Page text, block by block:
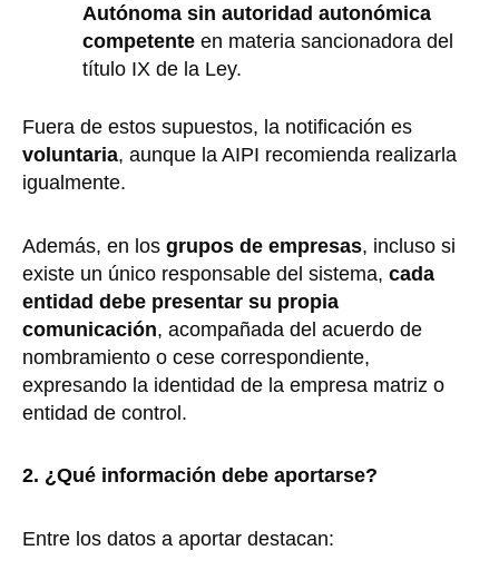
Autónoma sin autoridad autonómica
competente en materia sancionadora del
título IX de la Ley.
Fuera de estos supuestos, la notificación es
voluntaria, aunque la AIPI recomienda realizarla
igualmente.
Además, en los grupos de empresas, incluso si
existe un único responsable del sistema, cada
entidad debe presentar su propia
comunicación, acompañada del acuerdo de
nombramiento o cese correspondiente,
expresando la identidad de la empresa matriz o
entidad de control.
2. ¿Qué información debe aportarse?
Entre los datos a aportar destacan: